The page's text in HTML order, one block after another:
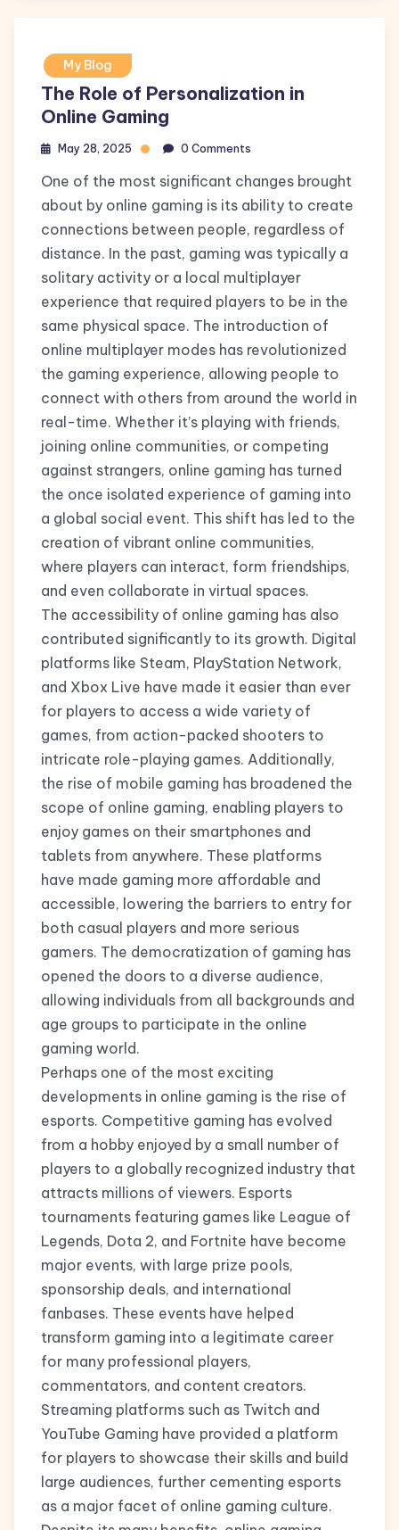
My Blog
The Role of Personalization in
Online Gaming
May 28, 2025 0 Comments
One of the most significant changes brought
about by online gaming is its ability to create
connections between people, regardless of
distance. In the past, gaming was typically a
solitary activity or a local multiplayer
experience that required players to be in the
same physical space. The introduction of
online multiplayer modes has revolutionized
the gaming experience, allowing people to
connect with others from around the world in
real-time. Whether it’s playing with friends,
joining online communities, or competing
against strangers, online gaming has turned
the once isolated experience of gaming into
a global social event. This shift has led to the
creation of vibrant online communities,
where players can interact, form friendships,
and even collaborate in virtual spaces.
The accessibility of online gaming has also
contributed significantly to its growth. Digital
platforms like Steam, PlayStation Network,
and Xbox Live have made it easier than ever
for players to access a wide variety of
games, from action-packed shooters to
intricate role-playing games. Additionally,
the rise of mobile gaming has broadened the
scope of online gaming, enabling players to
enjoy games on their smartphones and
tablets from anywhere. These platforms
have made gaming more affordable and
accessible, lowering the barriers to entry for
both casual players and more serious
gamers. The democratization of gaming has
opened the doors to a diverse audience,
allowing individuals from all backgrounds and
age groups to participate in the online
gaming world.
Perhaps one of the most exciting
developments in online gaming is the rise of
esports. Competitive gaming has evolved
from a hobby enjoyed by a small number of
players to a globally recognized industry that
attracts millions of viewers. Esports
tournaments featuring games like League of
Legends, Dota 2, and Fortnite have become
major events, with large prize pools,
sponsorship deals, and international
fanbases. These events have helped
transform gaming into a legitimate career
for many professional players,
commentators, and content creators.
Streaming platforms such as Twitch and
YouTube Gaming have provided a platform
for players to showcase their skills and build
large audiences, further cementing esports
as a major facet of online gaming culture.